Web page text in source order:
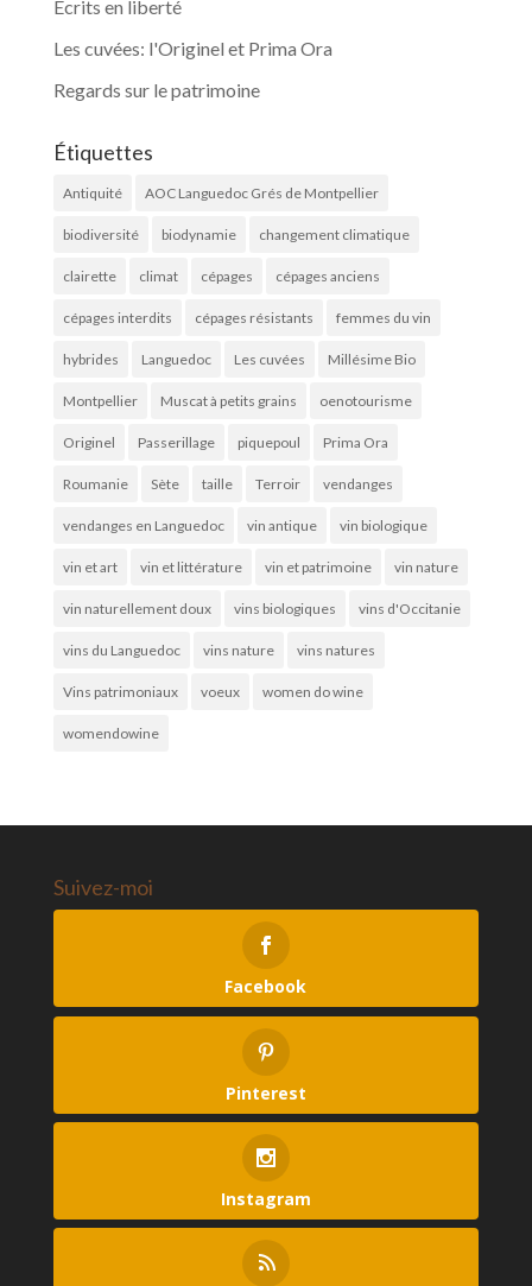
Ecrits en liberté
Les cuvées: l'Originel et Prima Ora
Regards sur le patrimoine
Étiquettes
Antiquité AOC Languedoc Grés de Montpellier
biodiversité biodynamie changement climatique
clairette climat cépages cépages anciens
cépages interdits cépages résistants femmes du vin
hybrides Languedoc Les cuvées Millésime Bio
Montpellier Muscat à petits grains oenotourisme
Originel Passerillage piquepoul Prima Ora
Roumanie Sète taille Terroir vendanges
vendanges en Languedoc vin antique vin biologique
vin et art vin et littérature vin et patrimoine vin nature
vin naturellement doux vins biologiques vins d'Occitanie
vins du Languedoc vins nature vins natures
Vins patrimoniaux voeux women do wine
womendowine
Suivez-moi
Facebook
Pinterest
Instagram